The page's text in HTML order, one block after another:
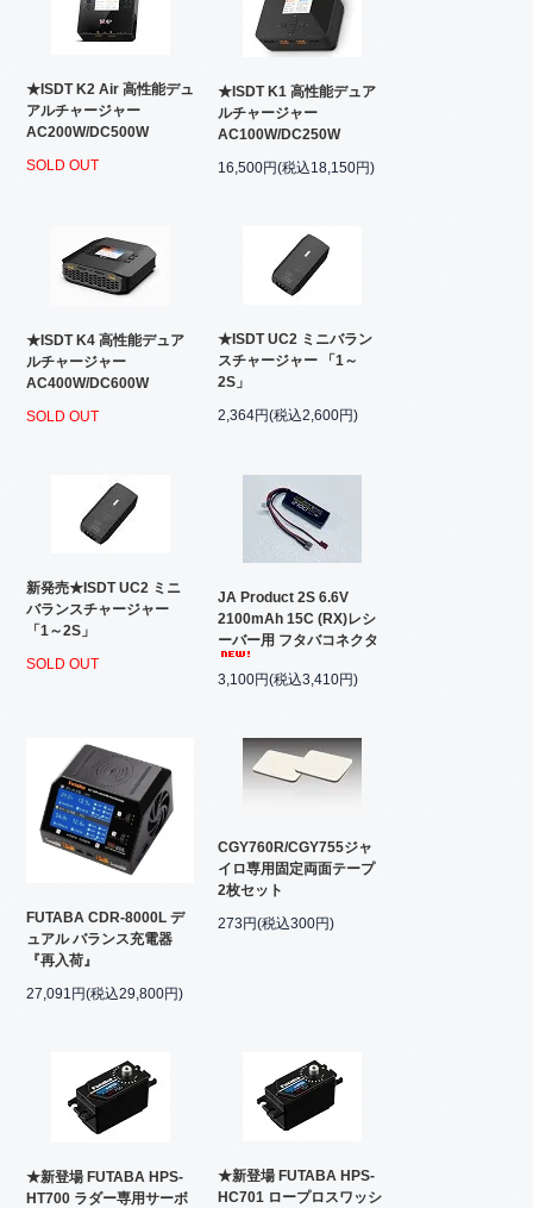
★ISDT K2 Air 高性能デュ
アルチャージャー
AC200W/DC500W
SOLD OUT
★ISDT K1 高性能デュア
ルチャージャー
AC100W/DC250W
16,500円(税込18,150円)
★ISDT K4 高性能デュア
ルチャージャー
AC400W/DC600W
SOLD OUT
★ISDT UC2 ミニバラン
スチャージャー 「1～
2S」
2,364円(税込2,600円)
新発売★ISDT UC2 ミニ
バランスチャージャー
「1～2S」
SOLD OUT
JA Product 2S 6.6V
2100mAh 15C (RX)レシ
ーバー用 フタバコネクタ
3,100円(税込3,410円)
FUTABA CDR-8000L デ
ュアル バランス充電器
『再入荷』
27,091円(税込29,800円)
CGY760R/CGY755ジャ
イロ専用固定両面テープ
2枚セット
273円(税込300円)
★新登場 FUTABA HPS-
HT700 ラダー専用サーボ
★新登場 FUTABA HPS-
HC701 ロープロスワッシ